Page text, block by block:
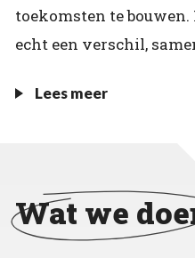
toekomsten te
echt een verschil,
Lees meer
Wat we